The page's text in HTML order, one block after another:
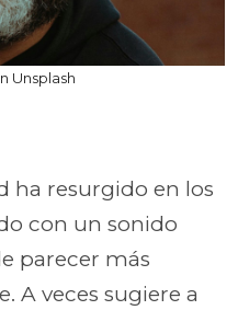
Unsplash
ha resurgido en los
con un sonido
parecer más
A veces sugiere a